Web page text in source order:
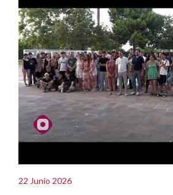
22 Junio 2026